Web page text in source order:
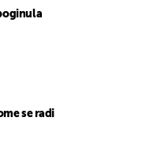
se radi